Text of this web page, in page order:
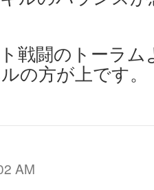
戦闘のトーラム
の方が上です。
AM